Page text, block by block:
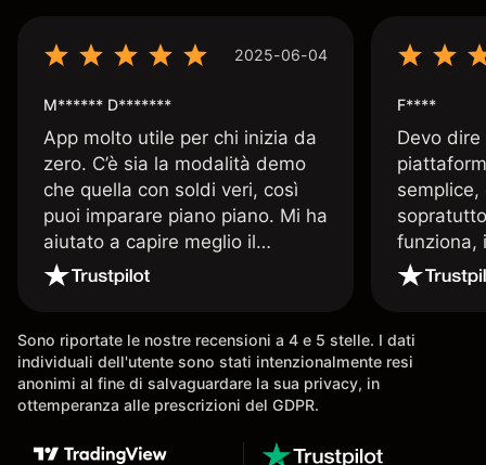
2025-06-04
M****** D*******
App molto utile per chi inizia da
zero. C’è sia la modalità demo
che quella con soldi veri, così
puoi imparare piano piano. Mi ha
aiutato a capire meglio il
trading. La consiglio a chi parte
senza esperienza.
F****
Devo
funziona,
Davide e'
spiega
Sono riportate le nostre recensioni a 4 e 5 stelle. I dati
individuali dell'utente sono stati intenzionalmente resi
anonimi al fine di salvaguardare la sua privacy, in
ottemperanza alle prescrizioni del GDPR.